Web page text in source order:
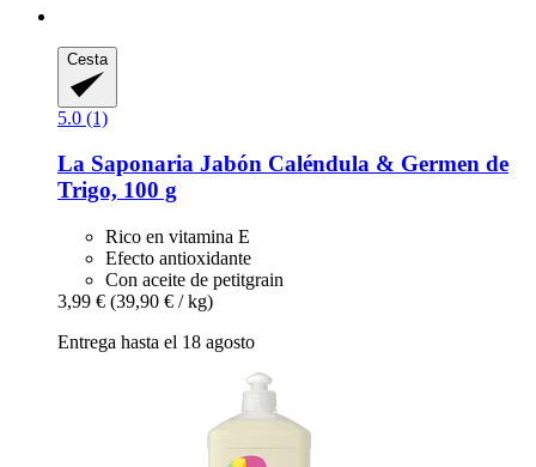
Cesta
5.0 (1)
La Saponaria Jabón Caléndula & Germen de
Trigo, 100 g
Rico en vitamina E
Efecto antioxidante
Con aceite de petitgrain
3,99 € (39,90 € / kg)
Entrega hasta el 18 agosto